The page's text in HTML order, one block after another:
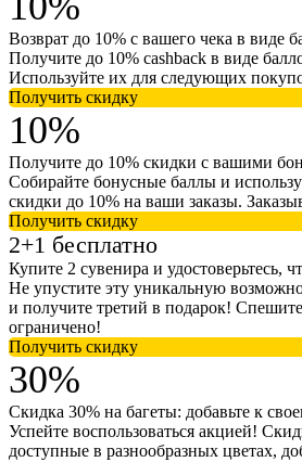
Возврат до 10% с вашего чека в виде
Получите до 10% cashback в виде
Используйте их для следующих
Получить скидку
10%
Получите до 10% скидки с вашими
Собирайте бонусные баллы и
скидки до 10% на ваши заказы.
Получить скидку
2+1 бесплатно
Купите 2 сувенира и удостоверьтесь,
Не упустите эту уникальную
и получите третий в подарок!
ограничено!
Получить скидку
30%
Скидка 30% на багеты: добавьте к
Успейте воспользоваться акцией!
доступные в разнообразных цветах,